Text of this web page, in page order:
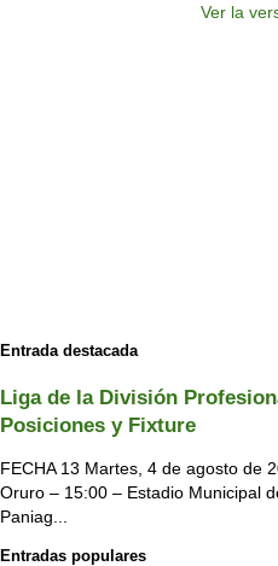
Ver la
Entrada destacada
Liga de la División
Posiciones y Fixture
FECHA 13 Martes, 4 de agosto de
Oruro – 15:00 – Estadio Municipal
Paniag...
Entradas populares